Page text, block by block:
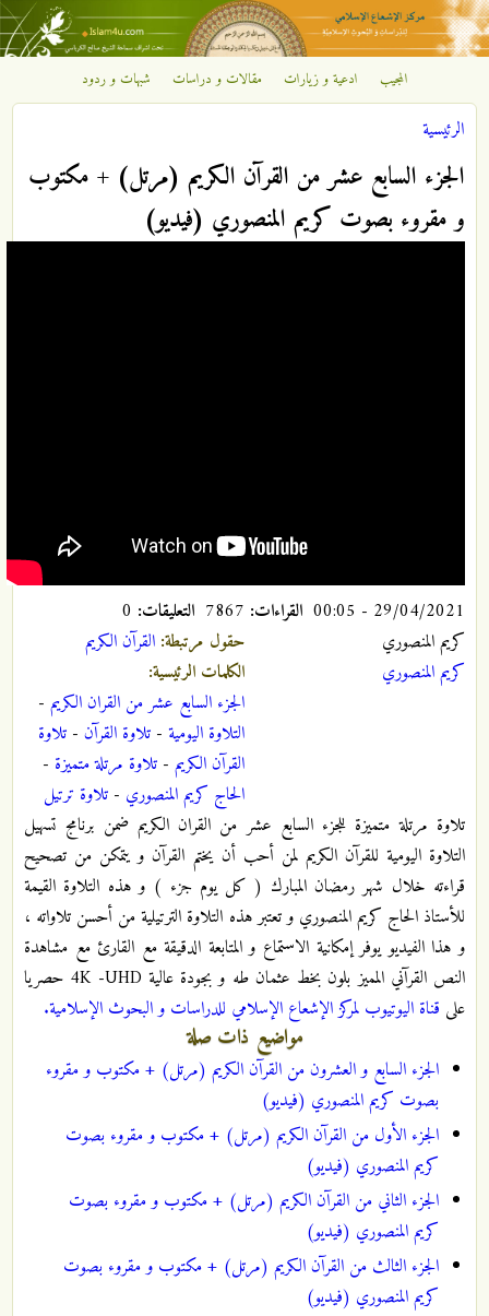
تجاوز إلى المحتوى الرئيسي
مركز
الإشعاع
الإسلامي
المجيب ادعية و زيارات مقالات و دراسات شبهات و ردود
أنت هنا
الرئيسية
الجزء السابع عشر من القرآن الكريم (مرتل) + مكتوب
و مقروء بصوت كريم المنصوري (فيديو)
29/04/2021 - 00:05 القراءات: التعليقات:
كريم المنصوري
كريم المنصوري
حقول مرتبطة: القرآن الکریم
الكلمات الرئيسية:
الجزء السابع عشر من القران الكريم -
التلاوة اليومية - تلاوة القرآن - تلاوة
القرآن الكريم - تلاوة مرتلة متميزة -
الحاج كريم المنصوري - تلاوة ترتيل
تلاوة مرتلة متميزة للجزء السابع عشر من القران الكريم ضمن برنامج تسهيل
التلاوة اليومية للقرآن الكريم لمن أحب أن يختم القرآن و يتمكن من تصحيح
قراءته خلال شهر رمضان المبارك ( كل يوم جزء ) و هذه التلاوة القيمة
للأستاذ الحاج کریم المنصوري و تعتبر هذه التلاوة الترتيلية من أحسن تلاواته ،
و هذا الفيديو يوفر إمكانية الاستماع و المتابعة الدقيقة مع القارئ مع مشاهدة
النص القرآني المميز بلون بخط عثمان طه و بجودة عالية 4K -UHD حصريا
على قناة اليوتيوب لمركز الإشعاع الإسلامي للدراسات و البحوث الإسلامية.
مواضيع ذات صلة
الجزء السابع و العشرون من القرآن الكريم (مرتل) + مكتوب و مقروء
بصوت كريم المنصوري (فيديو)
الجزء الأول من القرآن الكريم (مرتل) + مكتوب و مقروء بصوت
كريم المنصوري (فيديو)
الجزء الثاني من القرآن الكريم (مرتل) + مكتوب و مقروء بصوت
كريم المنصوري (فيديو)
الجزء الثالث من القرآن الكريم (مرتل) + مكتوب و مقروء بصوت
كريم المنصوري (فيديو)